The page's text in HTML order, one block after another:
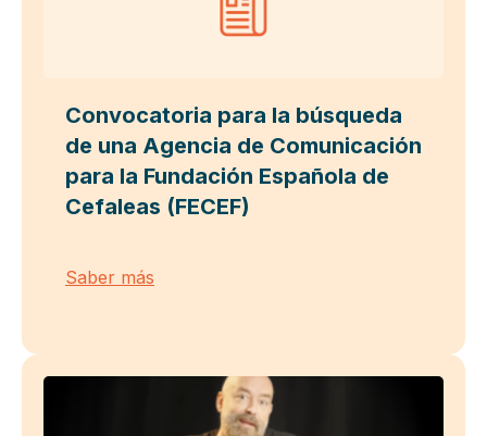
Convocatoria para la búsqueda
de una Agencia de Comunicación
para la Fundación Española de
Cefaleas (FECEF)
Saber más